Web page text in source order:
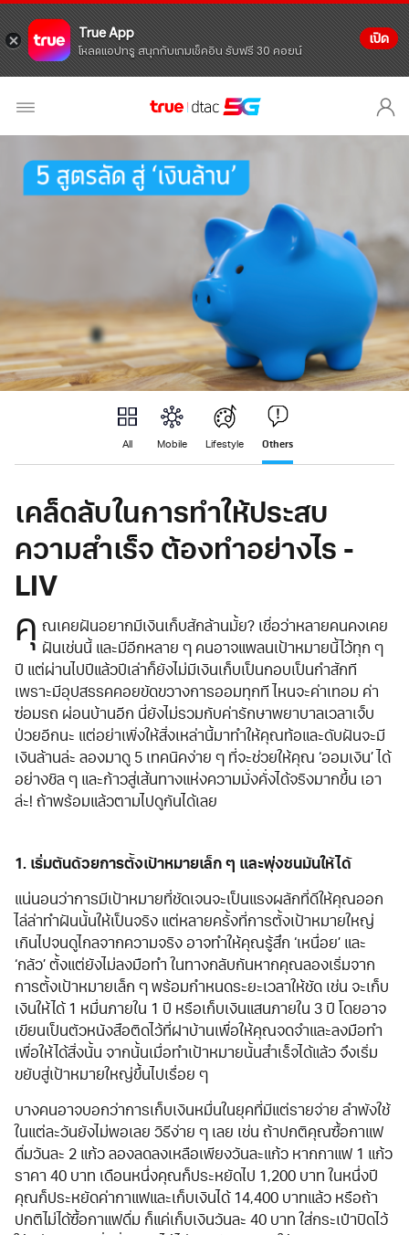
True App
โหลดแอปทรู สนุกกับเกมเช็คอิน รับฟรี 30 คอยน์
เปิด
All Mobile Lifestyle Others
เคล็ดลับในการทำให้ประสบ
ความสำเร็จ ต้องทำอย่างไร -
LIV
คุ ณเคยฝันอยากมีเงินเก็บสักล้านมั้ย? เชื่อว่าหลายคนคงเคย
ฝันเช่นนี้ และมีอีกหลาย ๆ คนอาจแพลนเป้าหมายนี้ไว้ทุก ๆ
ปี แต่ผ่านไปปีแล้วปีเล่าก็ยังไม่มีเงินเก็บเป็นกอบเป็นกำสักที
เพราะมีอุปสรรคคอยขัดขวางการออมทุกที ไหนจะค่าเทอม ค่า
ซ่อมรถ ผ่อนบ้านอีก นี่ยังไม่รวมกับค่ารักษาพยาบาลเวลาเจ็บ
ป่วยอีกนะ แต่อย่าเพิ่งให้สิ่งเหล่านี้มาทำให้คุณท้อและดับฝันจะมี
เงินล้านล่ะ ลองมาดู 5 เทคนิคง่าย ๆ ที่จะช่วยให้คุณ ‘ออมเงิน’ ได้
อย่างชิล ๆ และก้าวสู่เส้นทางแห่งความมั่งคั่งได้จริงมากขึ้น เอา
ล่ะ! ถ้าพร้อมแล้วตามไปดูกันได้เลย
1. เริ่มต้นด้วยการตั้งเป้าหมายเล็ก ๆ และพุ่งชนมันให้ได้
แน่นอนว่าการมีเป้าหมายที่ชัดเจนจะเป็นแรงผลักที่ดีให้คุณออก
ไล่ล่าทำฝันนั้นให้เป็นจริง แต่หลายครั้งที่การตั้งเป้าหมายใหญ่
เกินไปจนดูไกลจากความจริง อาจทำให้คุณรู้สึก ‘เหนื่อย’ และ
‘กลัว’ ตั้งแต่ยังไม่ลงมือทำ ในทางกลับกันหากคุณลองเริ่มจาก
การตั้งเป้าหมายเล็ก ๆ พร้อมกำหนดระยะเวลาให้ชัด เช่น จะเก็บ
เงินให้ได้ 1 หมื่นภายใน 1 ปี หรือเก็บเงินแสนภายใน 3 ปี โดยอาจ
เขียนเป็นตัวหนังสือติดไว้ที่ฝาบ้านเพื่อให้คุณจดจำและลงมือทำ
เพื่อให้ได้สิ่งนั้น จากนั้นเมื่อทำเป้าหมายนั้นสำเร็จได้แล้ว จึงเริ่ม
ขยับสู่เป้าหมายใหญ่ขึ้นไปเรื่อย ๆ
บางคนอาจบอกว่าการเก็บเงินหมื่นในยุคที่มีแต่รายจ่าย ลำพังใช้
ในแต่ละวันยังไม่พอเลย วิธีง่าย ๆ เลย เช่น ถ้าปกติคุณซื้อกาแฟ
ดื่มวันละ 2 แก้ว ลองลดลงเหลือเพียงวันละแก้ว หากกาแฟ 1 แก้ว
ราคา 40 บาท เดือนหนึ่งคุณก็ประหยัดไป 1,200 บาท ในหนึ่งปี
คุณก็ประหยัดค่ากาแฟและเก็บเงินได้ 14,400 บาทแล้ว หรือถ้า
ปกติไม่ได้ซื้อกาแฟดื่ม ก็แค่เก็บเงินวันละ 40 บาท ใส่กระเป๋าปิดไว้